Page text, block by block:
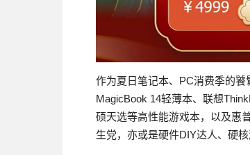
作为夏日笔记本、PC消费季的
MagicBook 14轻薄本、联想
硕天选等高性能游戏本，以及惠
生党，亦或是硬件DIY达人、硬